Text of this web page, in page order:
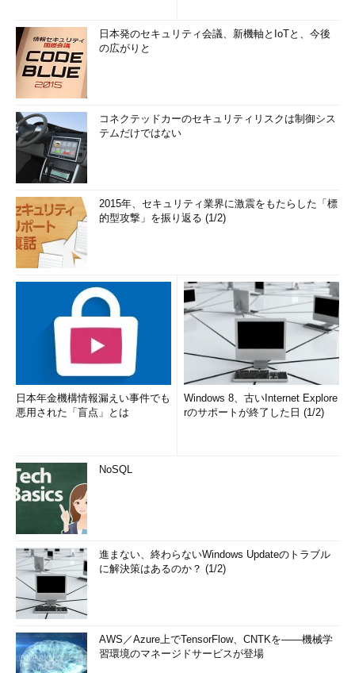
進められるはずだ。
SIerのSEの役割は新たなステ
ージへ
情報システムを提案するSIer
の中には、ノンコーディングツ
ールなどの自動化ツールを提案
しまうと、ユーザー企業での内
製化が進み、SEの仕事がなくな
るのではないかと心配する向き
もある。しかし、片山氏は「ノ
ンコーディングツールを導入し
視点で培ってきた要件定義や情
報システム構築のスキルは引き
続き必要とされるため、SEの仕
事がなくなることはない
むしろツールを積極的に活用
して、品質の高い情報システム
を迅速に構築してユーザーに提
製化を支援できれば、ユーザー
自身で要件の追加・変更ができ
日本発のセキュリティ会議、新機軸とIoTと、今後
の広がりと
コネクテッドカーのセキュリティリスクは制御シス
テムだけではない
2015年、セキュリティ業界に激震をもたらした「標
的型攻撃」を振り返る (1/2)
日本年金機構情報漏えい事件でも
悪用された「盲点」とは
Windows 8、古いInternet Explore
rのサポートが終了した日 (1/2)
NoSQL
進まない、終わらないWindows Updateのトラブル
に解決策はあるのか？ (1/2)
AWS／Azure上でTensorFlow、CNTKを――機械学
習環境のマネージドサービスが登場